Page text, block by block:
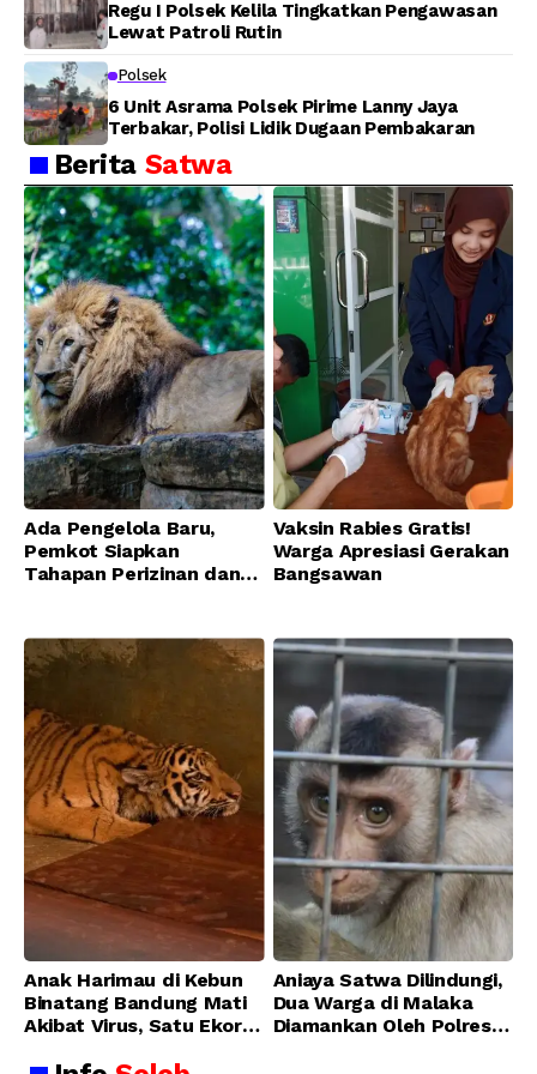
Regu I Polsek Kelila Tingkatkan Pengawasan
Lewat Patroli Rutin
Polsek
6 Unit Asrama Polsek Pirime Lanny Jaya
Terbakar, Polisi Lidik Dugaan Pembakaran
Berita Satwa
Ada Pengelola Baru,
Pemkot Siapkan
Tahapan Perizinan dan
Vaksin Rabies Gratis!
Warga Apresiasi Gerakan
Bangsawan
Anak Harimau di Kebun
Binatang Bandung Mati
Akibat Virus, Satu Ekor
Aniaya Satwa Dilindungi,
Dua Warga di Malaka
Diamankan Oleh Polres